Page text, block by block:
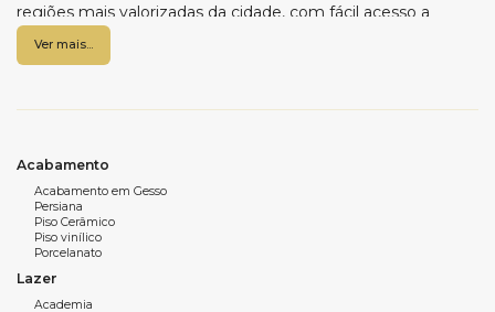
regiões mais valorizadas da cidade, com fácil acesso a
comércios, universidades, restaurantes e importantes vias
de mobilidade.
padrão atual e de qualidade, criando um ambiente
confortável, versátil e ideal tanto para moradia quanto para
investimento, especialmente para quem busca liquidez e
alta demanda de locação.
O NOW Residence oferece uma área de lazer completa e
multifuncional, pensada para atender diferentes estilos de
Ver mais...
Acabamento
Acabamento em Gesso
Persiana
Piso Cerâmico
Piso vinílico
Porcelanato
Lazer
Academia